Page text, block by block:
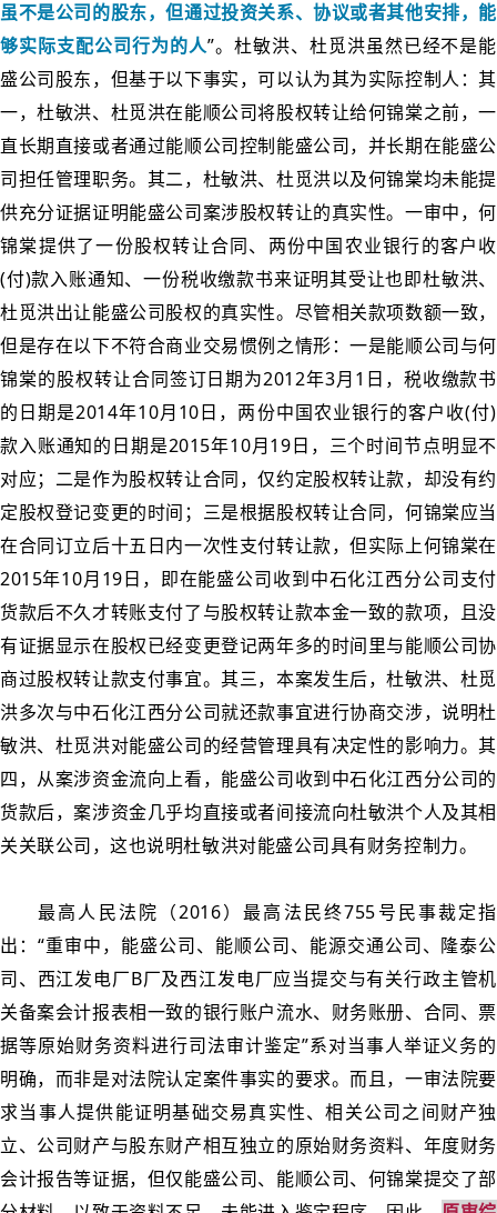
虽不是公司的股东，但通过投资关系、协议或者其他安排，能
够实际支配公司行为的人”。杜敏洪、杜觅洪虽然已经不是能
盛公司股东，但基于以下事实，可以认为其为实际控制人：其
一，杜敏洪、杜觅洪在能顺公司将股权转让给何锦棠之前，一
直长期直接或者通过能顺公司控制能盛公司，并长期在能盛公
司担任管理职务。其二，杜敏洪、杜觅洪以及何锦棠均未能提
供充分证据证明能盛公司案涉股权转让的真实性。一审中，何
锦棠提供了一份股权转让合同、两份中国农业银行的客户收
(付)款入账通知、一份税收缴款书来证明其受让也即杜敏洪、
杜觅洪出让能盛公司股权的真实性。尽管相关款项数额一致，
但是存在以下不符合商业交易惯例之情形：一是能顺公司与何
锦棠的股权转让合同签订日期为2012年3月1日，税收缴款书
的日期是2014年10月10日，两份中国农业银行的客户收(付)
款入账通知的日期是2015年10月19日，三个时间节点明显不
对应；二是作为股权转让合同，仅约定股权转让款，却没有约
定股权登记变更的时间；三是根据股权转让合同，何锦棠应当
在合同订立后十五日内一次性支付转让款，但实际上何锦棠在
2015年10月19日，即在能盛公司收到中石化江西分公司支付
货款后不久才转账支付了与股权转让款本金一致的款项，且没
有证据显示在股权已经变更登记两年多的时间里与能顺公司协
商过股权转让款支付事宜。其三，本案发生后，杜敏洪、杜觅
洪多次与中石化江西分公司就还款事宜进行协商交涉，说明杜
敏洪、杜觅洪对能盛公司的经营管理具有决定性的影响力。其
四，从案涉资金流向上看，能盛公司收到中石化江西分公司的
货款后，案涉资金几乎均直接或者间接流向杜敏洪个人及其相
关关联公司，这也说明杜敏洪对能盛公司具有财务控制力。
最高人民法院（2016）最高法民终755号民事裁定指
出：“重审中，能盛公司、能顺公司、能源交通公司、隆泰公
司、西江发电厂B厂及西江发电厂应当提交与有关行政主管机
关备案会计报表相一致的银行账户流水、财务账册、合同、票
据等原始财务资料进行司法审计鉴定”系对当事人举证义务的
明确，而非是对法院认定案件事实的要求。而且，一审法院要
求当事人提供能证明基础交易真实性、相关公司之间财产独
立、公司财产与股东财产相互独立的原始财务资料、年度财务
会计报告等证据，但仅能盛公司、能顺公司、何锦棠提交了部